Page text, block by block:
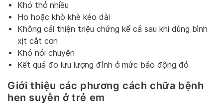
Khó thở nhiều
Ho hoặc khò khè kéo dài
Không cải thiện triệu chứng kể cả sau khi dùng bình
xịt cắt cơn
Khó nói chuyện
Kết quả đo lưu lượng đỉnh ở mức báo động đỏ
Giới thiệu các phương cách chữa bệnh
hen suyễn ở trẻ em